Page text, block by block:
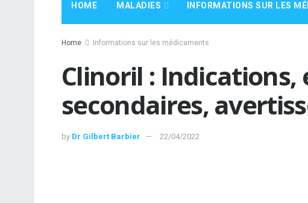
HOME MALADIES INFORMATIONS SUR LES
Home Informations sur les médicaments
Clinoril : Indications,
secondaires,
by Dr Gilbert Barbier 22/04/2022